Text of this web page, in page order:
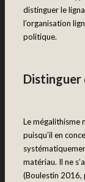
distinguer le
l’organisation
politique.
Distinguer
Le mégalithisme
puisqu’il en
matériau. Il ne
(Boulestin 2016,